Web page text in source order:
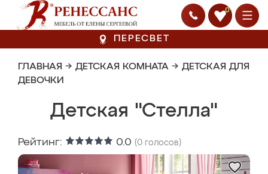
0
ПЕРЕСВЕТ
ГЛАВНАЯ → ДЕТСКАЯ КОМНАТА → ДЕТСКАЯ ДЛЯ
ДЕВОЧКИ
Детская "Стелла"
Рейтинг: 0.0 (0 голосов)